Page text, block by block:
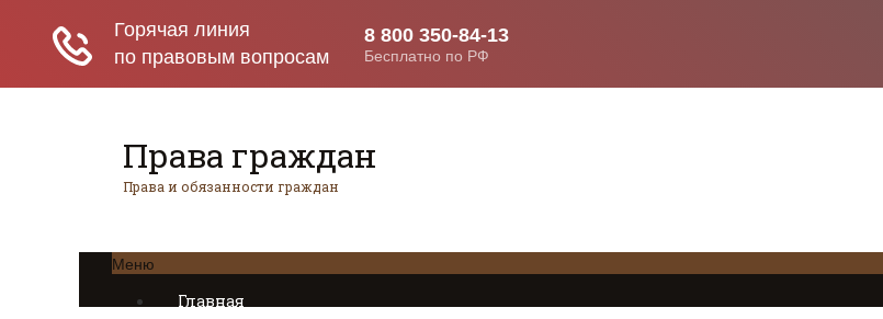
Права граждан
Права и обязанности граждан
Меню
Главная